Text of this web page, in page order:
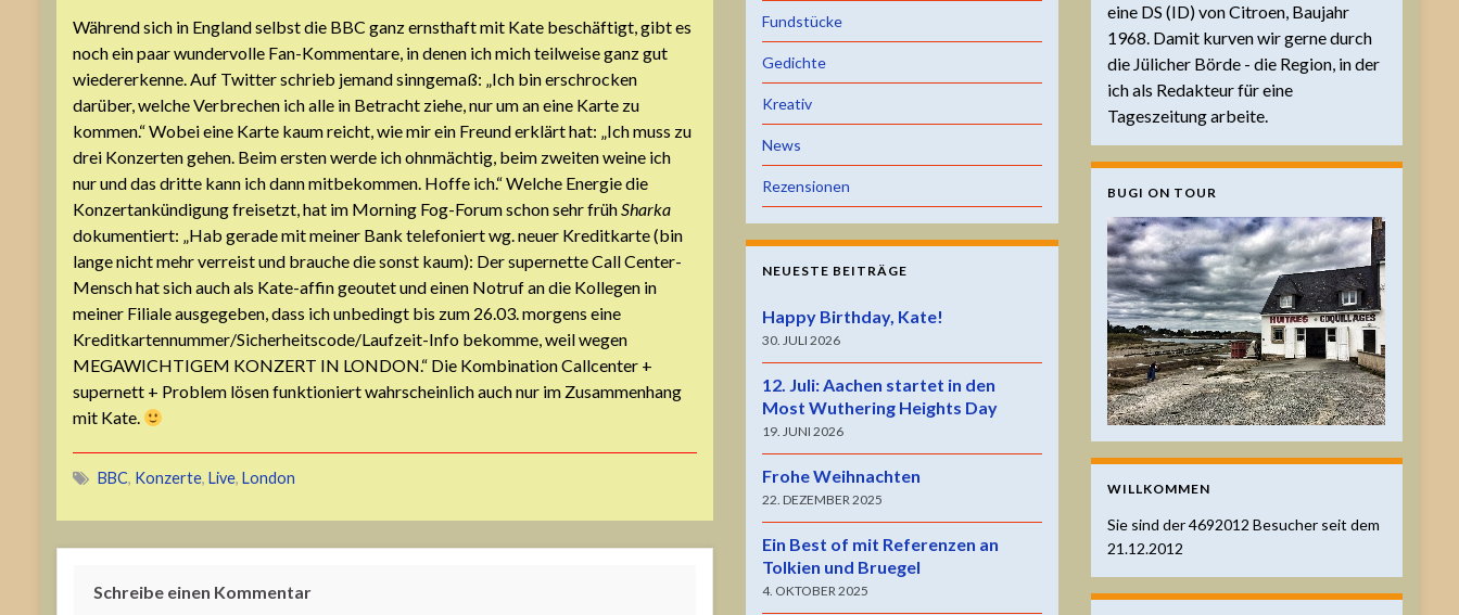
Während sich in England selbst die BBC ganz ernsthaft mit Kate beschäftigt, gibt es
noch ein paar wundervolle Fan-Kommentare, in denen ich mich teilweise ganz gut
wiedererkenne. Auf Twitter schrieb jemand sinngemaß: „Ich bin erschrocken
darüber, welche Verbrechen ich alle in Betracht ziehe, nur um an eine Karte zu
kommen.“ Wobei eine Karte kaum reicht, wie mir ein Freund erklärt hat: „Ich muss zu
drei Konzerten gehen. Beim ersten werde ich ohnmächtig, beim zweiten weine ich
nur und das dritte kann ich dann mitbekommen. Hoffe ich.“ Welche Energie die
Konzertankündigung freisetzt, hat im Morning Fog-Forum schon sehr frühSharka
dokumentiert: „Hab gerade mit meiner Bank telefoniert wg. neuer Kreditkarte (bin
lange nicht mehr verreist und brauche die sonst kaum): Der supernette Call Center-
Mensch hat sich auch als Kate-affin geoutet und einen Notruf an die Kollegen in
meiner Filiale ausgegeben, dass ich unbedingt bis zum 26.03. morgens eine
Kreditkartennummer/Sicherheitscode/Laufzeit-Info bekomme, weil wegen
MEGAWICHTIGEM KONZERT IN LONDON.“ Die Kombination Callcenter +
supernett + Problem lösen funktioniert wahrscheinlich auch nur im Zusammenhang
mit Kate.
BBC, Konzerte, Live, London
Schreibe einen Kommentar
Fundstücke
Gedichte
Kreativ
News
Rezensionen
NEUESTE BEITRÄGE
Happy Birthday, Kate!
30. JULI 2026
12. Juli: Aachen startet in den
Most Wuthering Heights Day
19. JUNI 2026
Frohe Weihnachten
22. DEZEMBER 2025
Ein Best of mit Referenzen an
Tolkien und Bruegel
4. OKTOBER 2025
eine DS (ID) von Citroen, Baujahr
1968. Damit kurven wir gerne durch
die Jülicher Börde - die Region, in der
ich als Redakteur für eine
Tageszeitung arbeite.
BUGI ON TOUR
WILLKOMMEN
Sie sind der4692012 Besucher seit dem
21.12.2012